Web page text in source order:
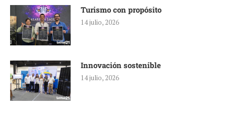
Turismo con propósito
14 julio, 2026
Innovación sostenible
14 julio, 2026